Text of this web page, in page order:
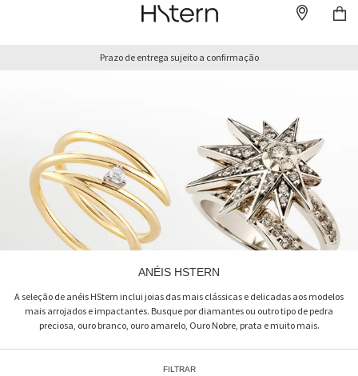
Prazo de entrega sujeito a confirmação
ANÉIS HSTERN
A seleção de anéis HStern inclui joias das mais clássicas e delicadas aos modelos
mais arrojados e impactantes. Busque por diamantes ou outro tipo de pedra
preciosa, ouro branco, ouro amarelo, Ouro Nobre, prata e muito mais.
FILTRAR